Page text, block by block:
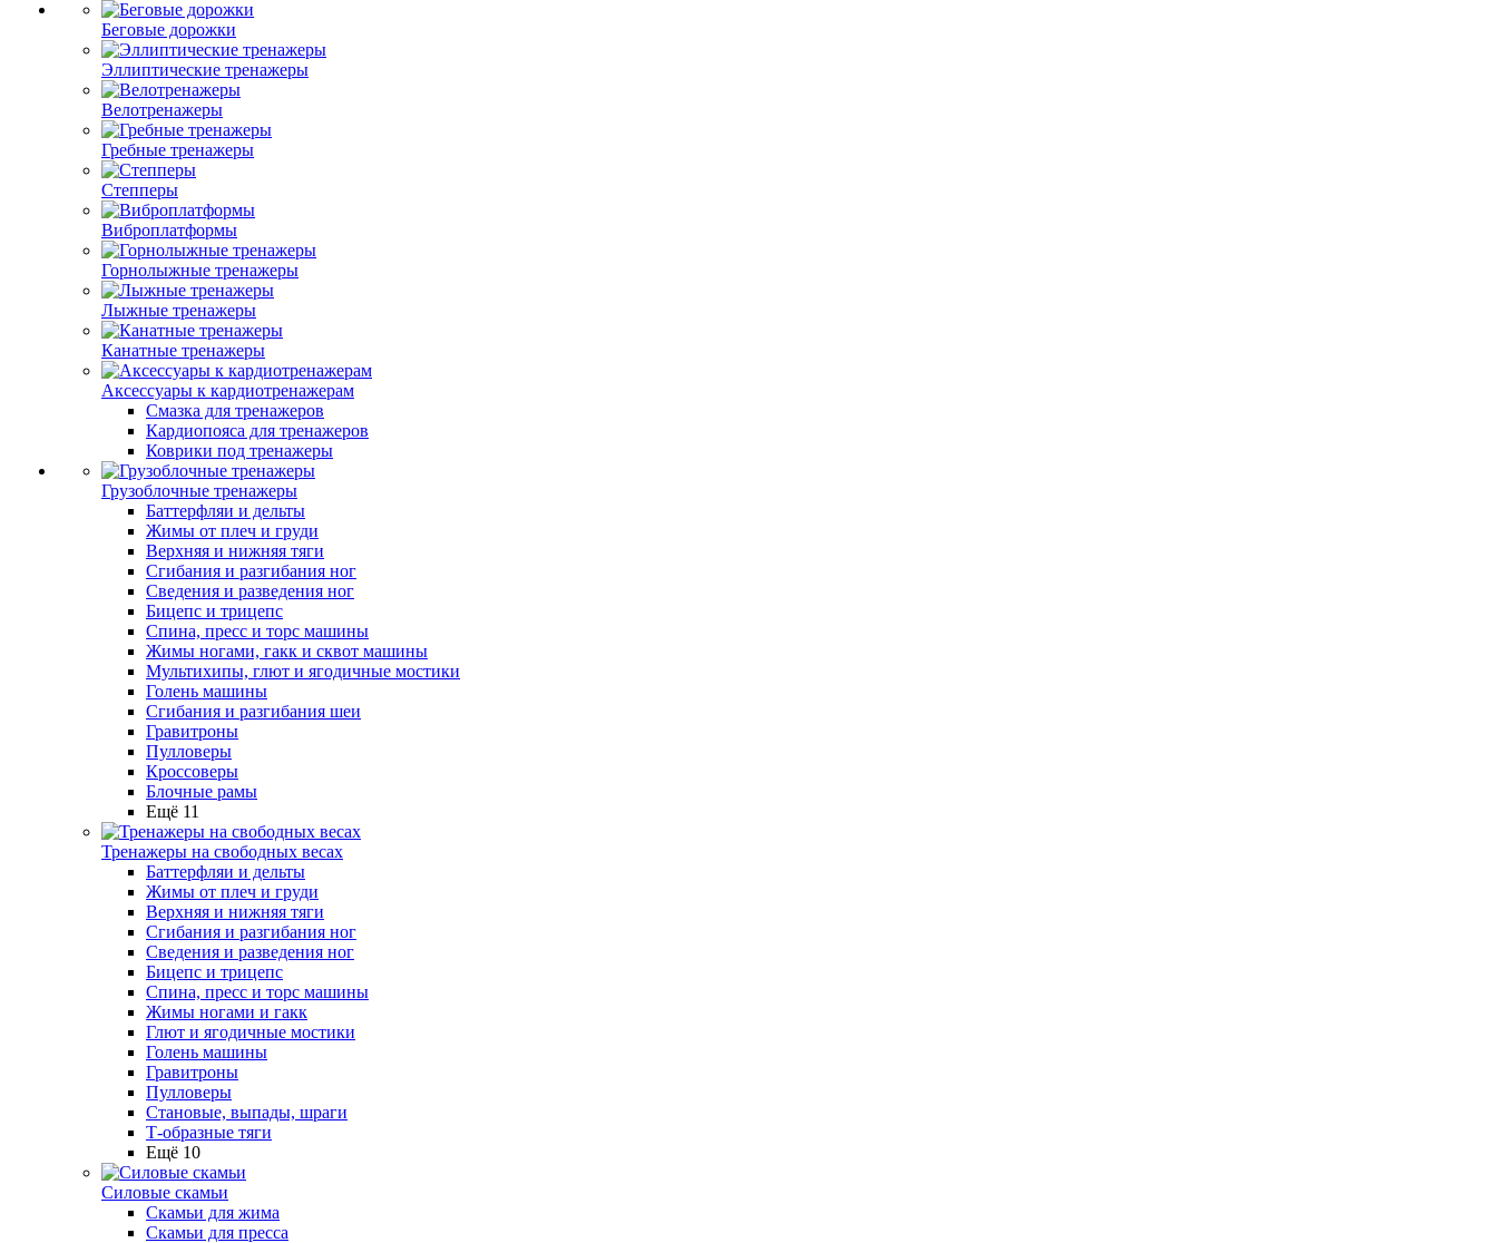
Беговые дорожки
Эллиптические тренажеры
Велотренажеры
Гребные тренажеры
Степперы
Виброплатформы
Горнолыжные тренажеры
Лыжные тренажеры
Канатные тренажеры
Аксессуары к кардиотренажерам
Смазка для тренажеров
Кардиопояса для тренажеров
Коврики под тренажеры
Грузоблочные тренажеры
Баттерфляи и дельты
Жимы от плеч и груди
Верхняя и нижняя тяги
Сгибания и разгибания ног
Сведения и разведения ног
Бицепс и трицепс
Спина, пресс и торс машины
Жимы ногами, гакк и сквот машины
Мультихипы, глют и ягодичные мостики
Голень машины
Сгибания и разгибания шеи
Гравитроны
Пулловеры
Кроссоверы
Блочные рамы
Ещё 11
Тренажеры на свободных весах
Баттерфляи и дельты
Жимы от плеч и груди
Верхняя и нижняя тяги
Сгибания и разгибания ног
Сведения и разведения ног
Бицепс и трицепс
Спина, пресс и торс машины
Жимы ногами и гакк
Глют и ягодичные мостики
Голень машины
Гравитроны
Пулловеры
Становые, выпады, шраги
Т-образные тяги
Ещё 10
Силовые скамьи
Скамьи для жима
Скамьи для пресса